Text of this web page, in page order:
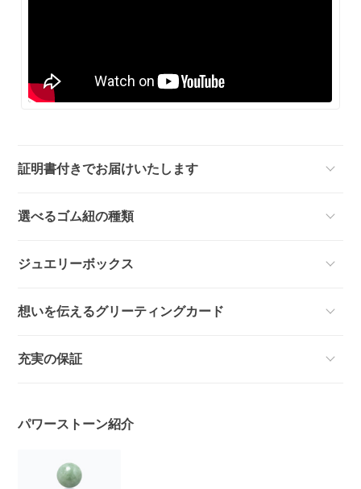
証明書付きでお届けいたします
選べるゴム紐の種類
ジュエリーボックス
想いを伝えるグリーティングカード
充実の保証
パワーストーン紹介